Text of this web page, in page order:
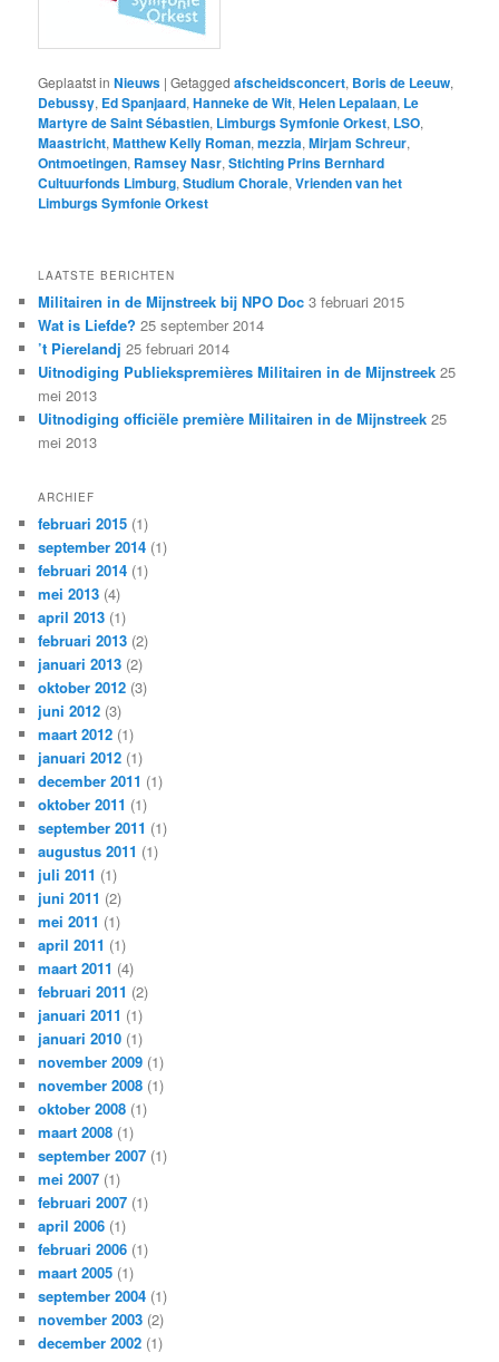
Geplaatst in Nieuws |Getagged afscheidsconcert, Boris de Leeuw,
Debussy, Ed Spanjaard,Hanneke de Wit,Helen Lepalaan, Le
Martyre de Saint Sébastien, Limburgs Symfonie Orkest, LSO,
Maastricht,Matthew Kelly Roman,mezzia,Mirjam Schreur,
Ontmoetingen, Ramsey Nasr,Stichting Prins Bernhard
Cultuurfonds Limburg,Studium Chorale,Vrienden van het
Limburgs Symfonie Orkest
LAATSTE BERICHTEN
Militairen in de Mijnstreek bij NPO Doc 3 februari 2015
Wat is Liefde? 25 september 2014
’t Pierelandj 25 februari 2014
Uitnodiging Publiekspremières Militairen in de Mijnstreek 25
mei 2013
Uitnodiging officiële première Militairen in de Mijnstreek 25
mei 2013
ARCHIEF
februari 2015 (1)
september 2014 (1)
februari 2014 (1)
mei 2013 (4)
april 2013 (1)
februari 2013 (2)
januari 2013 (2)
oktober 2012 (3)
juni 2012 (3)
maart 2012 (1)
januari 2012 (1)
december 2011 (1)
oktober 2011 (1)
september 2011 (1)
augustus 2011 (1)
juli 2011 (1)
juni 2011 (2)
mei 2011 (1)
april 2011 (1)
maart 2011 (4)
februari 2011 (2)
januari 2011 (1)
januari 2010 (1)
november 2009 (1)
november 2008 (1)
oktober 2008 (1)
maart 2008 (1)
september 2007 (1)
mei 2007 (1)
februari 2007 (1)
april 2006 (1)
februari 2006 (1)
maart 2005 (1)
september 2004 (1)
november 2003 (2)
december 2002 (1)